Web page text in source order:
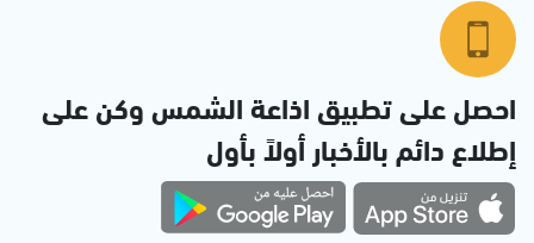
احصل على تطبيق اذاعة الشمس وكن على
إطلاع دائم بالأخبار أولاً بأول